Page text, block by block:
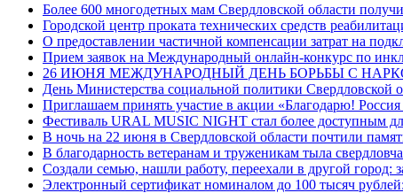
Более 600 многодетных мам Свердловской области
Городской центр проката технических средств
О предоставлении частичной компенсации затрат на
Прием заявок на Международный онлайн-конкурс по
26 ИЮНЯ МЕЖДУНАРОДНЫЙ ДЕНЬ БОРЬБЫ С
День Министерства социальной политики
Приглашаем принять участие в акции «Благодарю! Россия
Фестиваль URAL MUSIC NIGHT стал более доступным
В ночь на 22 июня в Свердловской области почтили
В благодарность ветеранам и труженикам тыла
Создали семью, нашли работу, переехали в другой
Электронный сертификат номиналом до 100 тысяч